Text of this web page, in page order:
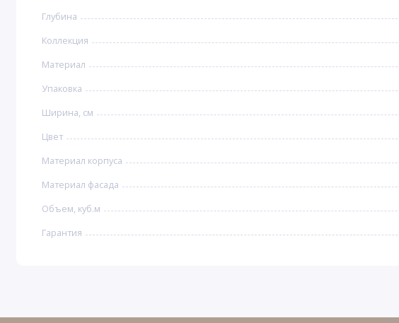
Глубина
Коллекция
Материал
Упаковка
Ширина, см
Цвет
Материал корпуса
Материал фасада
Объем, куб.м
Гарантия